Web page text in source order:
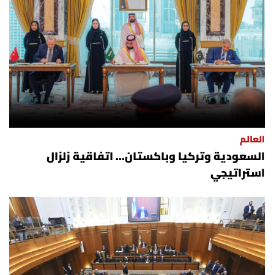
العالم
السعودية وتركيا وباكستان... اتفاقية زلزال
استراتيجي